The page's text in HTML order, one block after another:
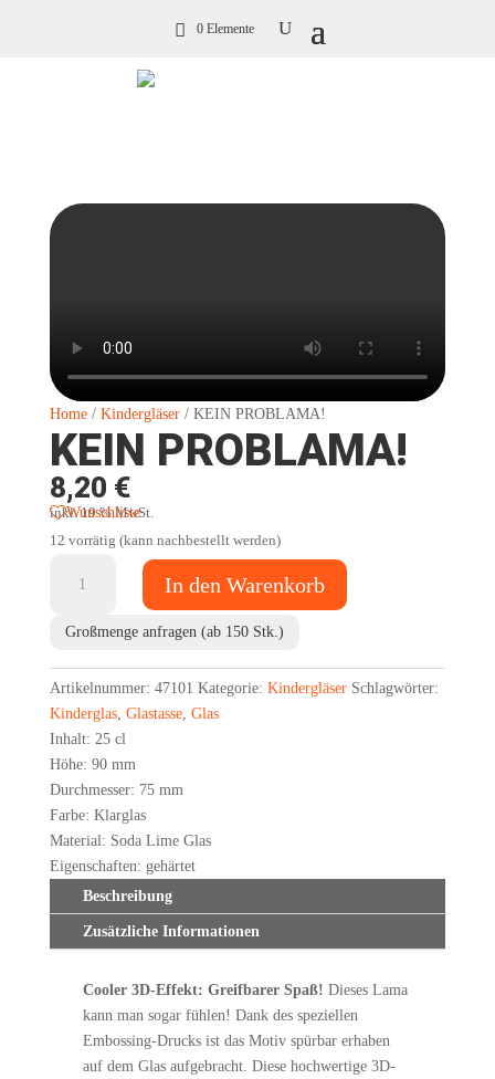
0 Elemente
Home/ Kindergläser/ KEIN PROBLAMA!
KEIN PROBLAMA!
8,20 €
inkl. 19 % MwSt.
Wunschliste
12 vorrätig (kann nachbestellt werden)
PROBLAMA!
In den Warenkorb
Großmenge anfragen (ab 150 Stk.)
Artikelnummer: 47101 Kategorie: Kindergläser Schlagwörter:
Kinderglas, Glastasse, Glas
Inhalt: 25 cl
Höhe: 90 mm
Durchmesser: 75 mm
Farbe: Klarglas
Material: Soda Lime Glas
Eigenschaften: gehärtet
Beschreibung
Zusätzliche Informationen
Cooler 3D-Effekt: Greifbarer Spaß! Dieses Lama
kann man sogar fühlen! Dank des speziellen
Embossing-Drucks ist das Motiv spürbar erhaben
auf dem Glas aufgebracht. Diese hochwertige 3D-